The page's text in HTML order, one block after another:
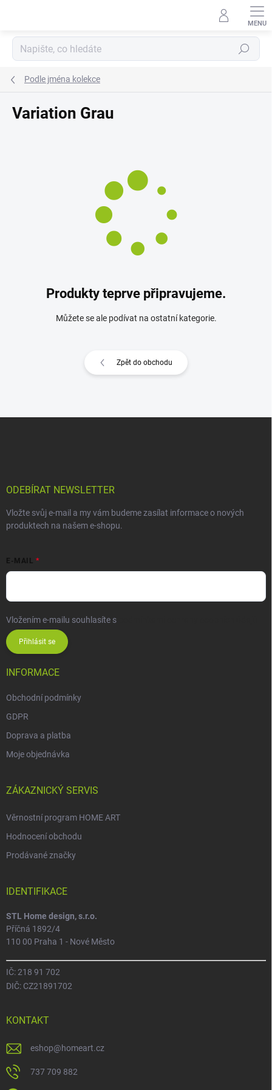
Hledat
Podle jména kolekce
Variation Grau
Produkty teprve připravujeme.
Můžete se ale podívat na ostatní kategorie.
Zpět do obchodu
ODEBÍRAT NEWSLETTER
Vložte svůj e-mail a my vám budeme zasílat informace o nových
produktech na našem e-shopu.
E-MAIL
Vložením e-mailu souhlasíte s
Přihlásit se
INFORMACE
Obchodní podmínky
GDPR
Doprava a platba
Moje objednávka
ZÁKAZNICKÝ SERVIS
Věrnostní program HOME ART
Hodnocení obchodu
Prodávané značky
IDENTIFIKACE
STL Home design, s.r.o.
Příčná 1892/4
110 00 Praha 1 - Nové Město
IČ: 218 91 702
DIČ: CZ21891702
KONTAKT
eshop@homeart.cz
737 709 882